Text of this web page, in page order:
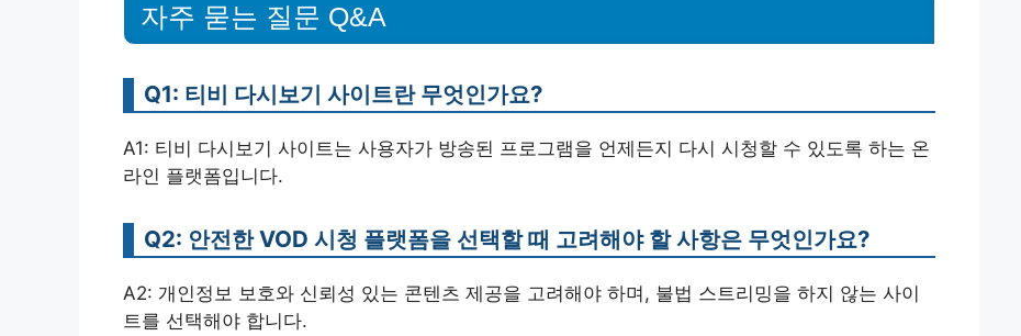
자주 묻는 질문 Q&A
Q1: 티비 다시보기 사이트란 무엇인가요?
A1: 티비 다시보기 사이트는 사용자가 방송된 프로그램을 언제든지 다시 시청할 수 있도록 하는 온
라인 플랫폼입니다.
Q2: 안전한 VOD 시청 플랫폼을 선택할 때 고려해야 할 사항은 무엇인가요?
A2: 개인정보 보호와 신뢰성 있는 콘텐츠 제공을 고려해야 하며, 불법 스트리밍을 하지 않는 사이
트를 선택해야 합니다.